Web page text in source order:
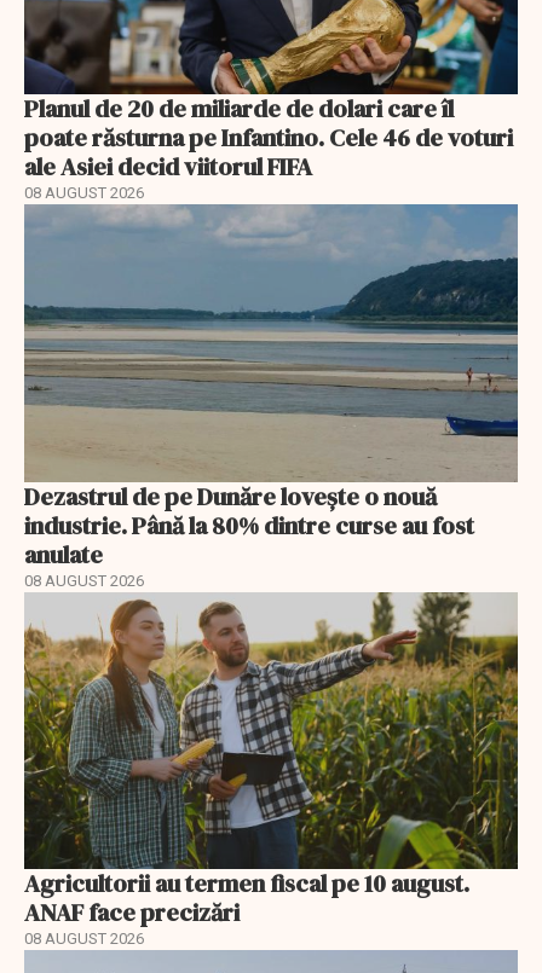
Planul de 20 de miliarde de dolari care îl
poate răsturna pe Infantino. Cele 46 de voturi
ale Asiei decid viitorul FIFA
08 AUGUST 2026
Dezastrul de pe Dunăre lovește o nouă
industrie. Până la 80% dintre curse au fost
anulate
08 AUGUST 2026
Agricultorii au termen fiscal pe 10 august.
ANAF face precizări
08 AUGUST 2026